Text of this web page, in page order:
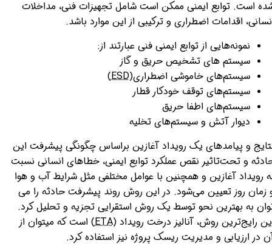
است. توابع ایمنی ممکن است شامل تجهیزات فنی، مداخلات
اقدامات اضطراری و ترکیبی از این موارد باشد.
نمونه‌هایی از توابع ایمنی فنی عبارتند از:
سیستم های تشخیص حریق و گاز
سیستم‌های خاموشی اضطراری(ESD
)
سیستم‌های توقف خودکار قطار
سیستم‌های اطفا حریق
دیوار آتش و سیستم‌های تخلیه
و پیامدهای یک رویداد آغازین براساس چگونگی پیشرفت این
و تحت‌تاثیر نقص عملکرد توابع ایمنی، خطاهای انسانی نسبت
رویداد آغازین و همچنین با عوامل مختلفی مثل شرایط آب و هوا
زمان روز تعیین می‌شود. در این روش روند پیشرفت حادثه را می
به بهترین نحو توسط یک روش استقرایی تجزیه و تحلیل کرد.
رایج‌ترین روش، آنالیز درخت رویداد (ETA) است که میتوان از
در ارزیابی و مدیریت ریسک پروژه نیز استفاده کرد.